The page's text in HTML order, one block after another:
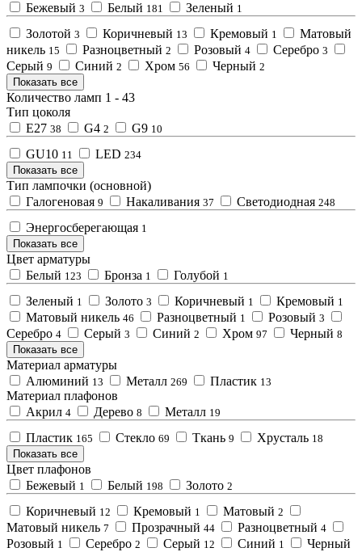
Бежевый 3 Белый 181 Зеленый 1
Золотой 3 Коричневый 13 Кремовый 1
Матовый
никель 15 Разноцветный 2 Розовый 4 Серебро 3
Серый 9 Синий 2 Хром 56 Черный 2
Показать все
Количество ламп 1 - 43
Тип цоколя
E27 38 G4 2 G9 10
GU10 11 LED 234
Показать все
Тип лампочки (основной)
Галогеновая 9 Накаливания 37 Светодиодная 248
Энергосберегающая 1
Показать все
Цвет арматуры
Белый 123 Бронза 1 Голубой 1
Зеленый 1 Золото 3 Коричневый 1 Кремовый 1
Матовый никель 46 Разноцветный 1 Розовый 3
Серебро 4 Серый 3 Синий 2 Хром 97 Черный 8
Показать все
Материал арматуры
Алюминий 13 Металл 269 Пластик 13
Материал плафонов
Акрил 4 Дерево 8 Металл 19
Пластик 165 Стекло 69 Ткань 9 Хрусталь 18
Показать все
Цвет плафонов
Бежевый 1 Белый 198 Золото 2
Коричневый 12 Кремовый 1 Матовый 2
Матовый никель 7 Прозрачный 44 Разноцветный 4
Розовый 1 Серебро 2 Серый 12 Синий 1 Черный